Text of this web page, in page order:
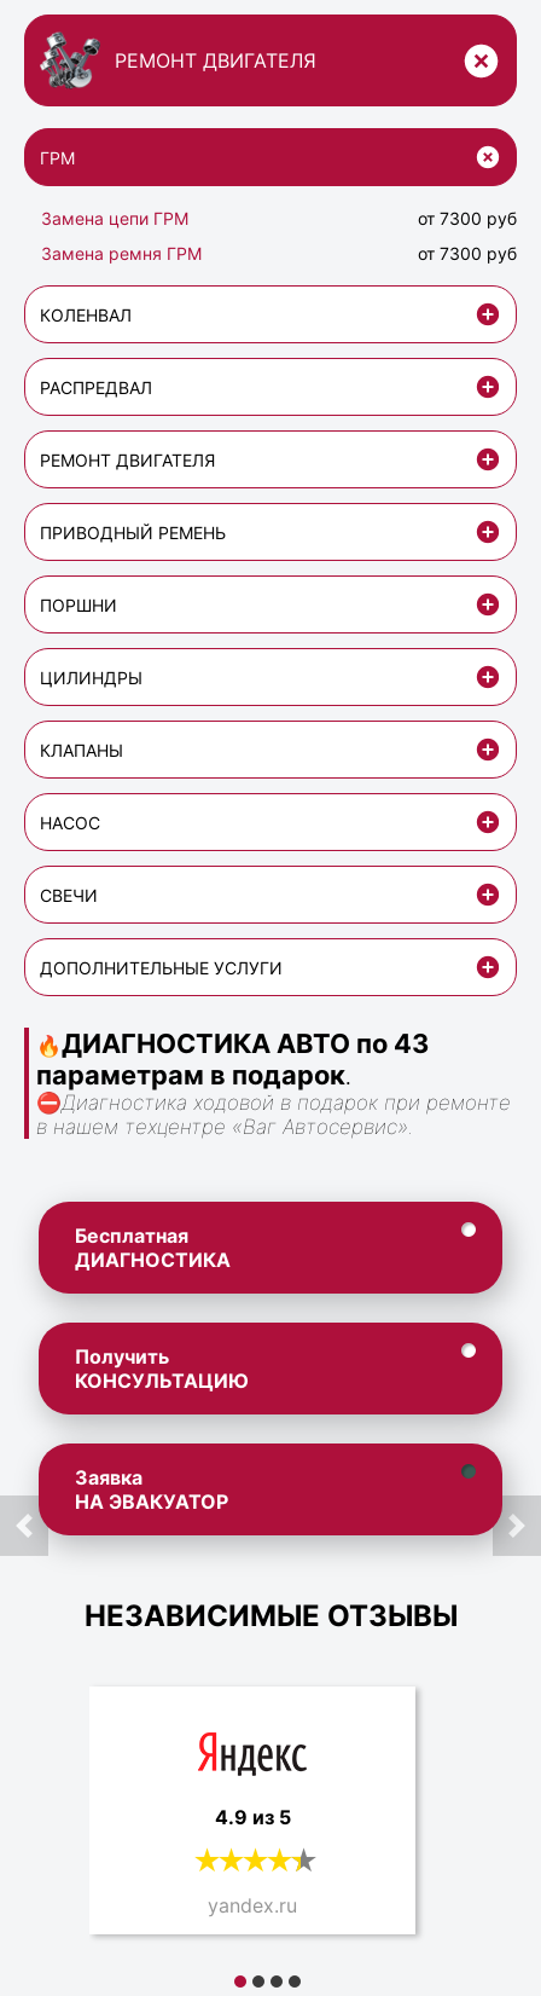
РЕМОНТ ДВИГАТЕЛЯ
ГРМ
Замена цепи ГРМ
от 7300 руб
Замена ремня ГРМ
от 7300 руб
КОЛЕНВАЛ
РАСПРЕДВАЛ
РЕМОНТ ДВИГАТЕЛЯ
ПРИВОДНЫЙ РЕМЕНЬ
ПОРШНИ
ЦИЛИНДРЫ
КЛАПАНЫ
НАСОС
СВЕЧИ
ДОПОЛНИТЕЛЬНЫЕ УСЛУГИ
🔥ДИАГНОСТИКА АВТО по 43
параметрам в подарок.
⛔Диагностика ходовой в подарок при ремонте
в нашем техцентре «Ваг Автосервис».
Бесплатная
ДИАГНОСТИКА
Получить
КОНСУЛЬТАЦИЮ
Заявка
НА ЭВАКУАТОР
НЕЗАВИСИМЫЕ ОТЗЫВЫ
4.9 из 5
yandex.ru